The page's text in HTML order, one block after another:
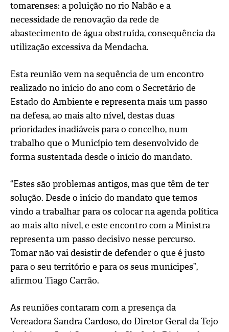
tomarenses: a poluição no rio Nabão e a
necessidade de renovação da rede de
abastecimento de água obstruída, consequência da
utilização excessiva da Mendacha.
Esta reunião vem na sequência de um encontro
realizado no início do ano com o Secretário de
Estado do Ambiente e representa mais um passo
na defesa, ao mais alto nível, destas duas
prioridades inadiáveis para o concelho, num
trabalho que o Município tem desenvolvido de
forma sustentada desde o início do mandato.
“Estes são problemas antigos, mas que têm de ter
solução. Desde o início do mandato que temos
vindo a trabalhar para os colocar na agenda política
ao mais alto nível, e este encontro com a Ministra
representa um passo decisivo nesse percurso.
Tomar não vai desistir de defender o que é justo
para o seu território e para os seus munícipes”,
afirmou Tiago Carrão.
As reuniões contaram com a presença da
Vereadora Sandra Cardoso, do Diretor Geral da Tejo